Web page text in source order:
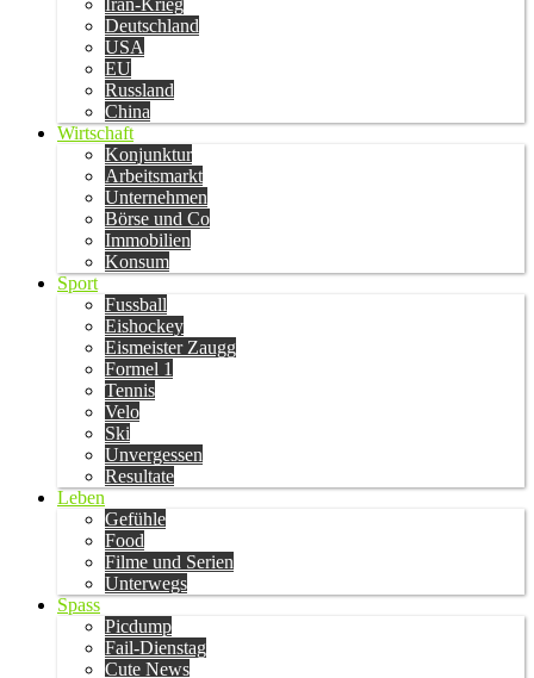
Iran-Krieg
Deutschland
USA
EU
Russland
China
Wirtschaft
Konjunktur
Arbeitsmarkt
Unternehmen
Börse und Co
Immobilien
Konsum
Sport
Fussball
Eishockey
Eismeister Zaugg
Formel 1
Tennis
Velo
Ski
Unvergessen
Resultate
Leben
Gefühle
Food
Filme und Serien
Unterwegs
Spass
Picdump
Fail-Dienstag
Cute News